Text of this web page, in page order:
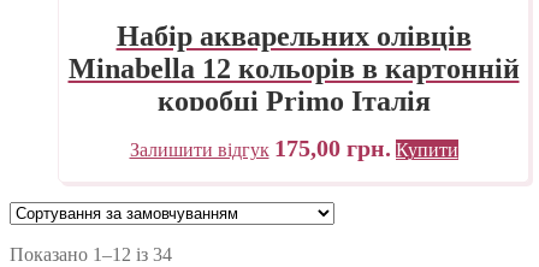
Набір акварельних олівців
Minabella 12 кольорів в картонній
коробці Primo Італія
Залишити відгук 175,00 грн. Купити
Показано 1–12 із 34